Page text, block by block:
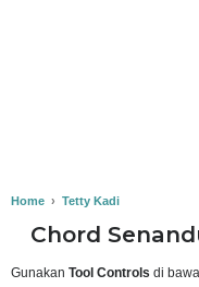
Home › Tetty Kadi
Chord
Gunakan Tool Controls di